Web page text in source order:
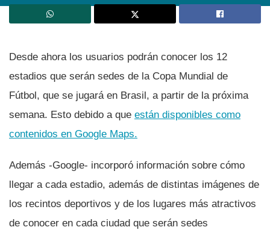
Desde ahora los usuarios podrán conocer los 12
estadios que serán sedes de la Copa Mundial de
Fútbol, que se jugará en Brasil, a partir de la próxima
semana. Esto debido a que están disponibles como
contenidos en Google Maps.
Además -Google- incorporó información sobre cómo
llegar a cada estadio, además de distintas imágenes de
los recintos deportivos y de los lugares más atractivos
de conocer en cada ciudad que serán sedes